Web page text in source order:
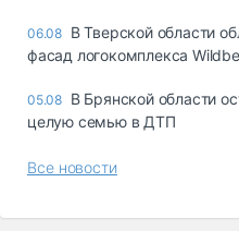
06.08 В Тверской области
фасад логокомплекса
05.08 В Брянской области
целую семью в ДТП
Все новости